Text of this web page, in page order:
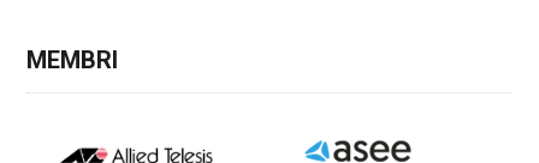
MEMBRI